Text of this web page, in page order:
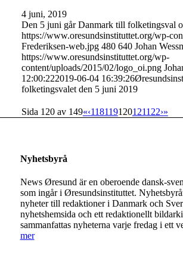
4 juni, 2019
Den 5 juni går Danmark till folketingsval
https://www.oresundsinstituttet.org/wp-
Frederiksen-web.jpg 480 640 Johan
https://www.oresundsinstituttet.org/wp-
content/uploads/2015/02/logo_oi.png
12:00:222019-06-04 16:39:26
folketingsvalet den 5 juni 2019
Sida 120 av 149«‹118119120121122›»
Nyhetsbyrå
News Øresund är en oberoende dansk-
som ingår i Øresundsinstituttet.
nyheter till redaktioner i Danmark och
nyhetshemsida och ett redaktionellt
sammanfattas nyheterna varje fredag i ett
mer